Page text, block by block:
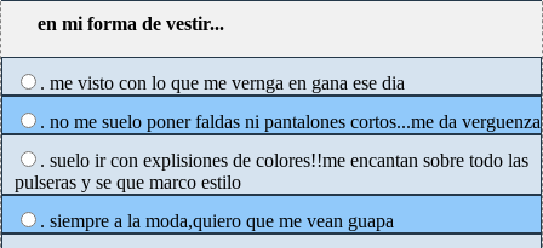
en mi forma de vestir...
. me visto con lo que me vernga en gana ese dia
. no me suelo poner faldas ni pantalones cortos...me da verguenza
. suelo ir con explisiones de colores!!me encantan sobre todo las
pulseras y se que marco estilo
. siempre a la moda,quiero que me vean guapa